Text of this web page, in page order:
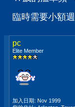
臨時需要小額
pc
Elite Member
加入日期: Nov 1999